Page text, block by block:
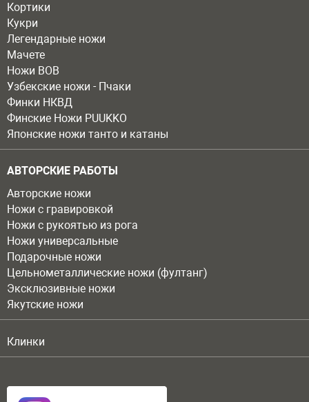
Кортики
Кукри
Легендарные ножи
Мачете
Ножи ВОВ
Узбекские ножи - Пчаки
Финки НКВД
Финские Ножи PUUKKO
Японские ножи танто и катаны
АВТОРСКИЕ РАБОТЫ
Авторские ножи
Ножи с гравировкой
Ножи с рукоятью из рога
Ножи универсальные
Подарочные ножи
Цельнометаллические ножи (фултанг)
Эксклюзивные ножи
Якутские ножи
Клинки